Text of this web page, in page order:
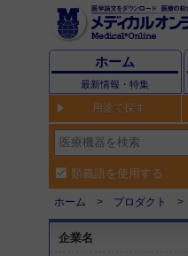
ホーム
最新情報・特集
用途で探す
類義語を使用する
ホーム プロダクト
企業名